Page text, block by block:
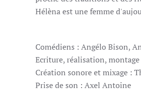
Hélèna est une femme
Comédiens : Angélo Bison,
Ecriture, réalisation,
Création sonore et mixage :
Prise de son : Axel Antoine